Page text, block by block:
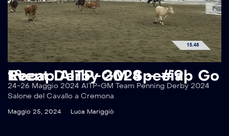
Recap AITP-GM Special Event Derby 2024 – #9p Go 1°
24-26 Maggio 2024 AITP-GM Team Penning Derby 2024
Salone del Cavallo a Cremona
Maggio 25, 2024 Luca Mariggiò